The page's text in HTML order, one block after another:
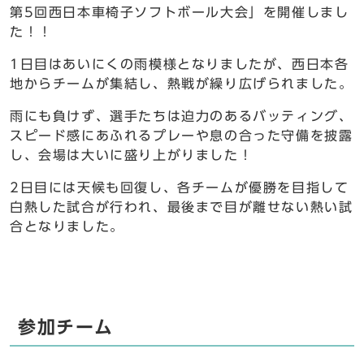
第5回西日本車椅子ソフトボール大会」を開催しまし
た！！
1日目はあいにくの雨模様となりましたが、西日本各
地からチームが集結し、熱戦が繰り広げられました。
雨にも負けず、選手たちは迫力のあるバッティング、
スピード感にあふれるプレーや息の合った守備を披露
し、会場は大いに盛り上がりました！
2日目には天候も回復し、各チームが優勝を目指して
白熱した試合が行われ、最後まで目が離せない熱い試
合となりました。
参加チーム